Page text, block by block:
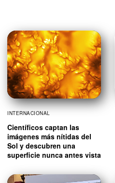
INTERNACIONAL
Científicos captan las
imágenes más nítidas del
Sol y descubren una
superficie nunca antes vista